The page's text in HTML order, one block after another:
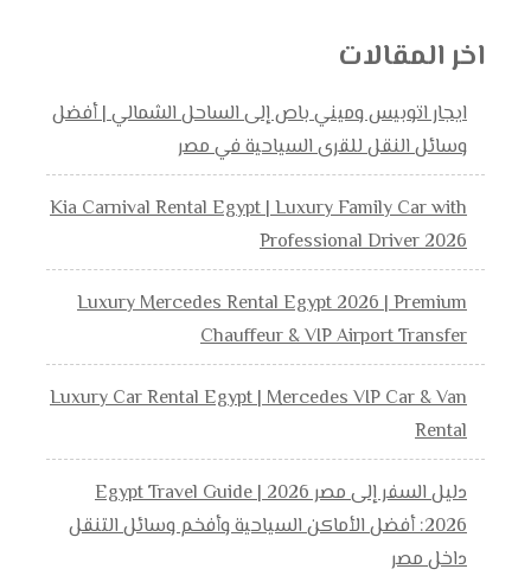
اخر المقالات
ايجار اتوبيس وميني باص إلى الساحل الشمالي | أفضل
وسائل النقل للقرى السياحية في مصر
Kia Carnival Rental Egypt | Luxury Family Car with
Professional Driver 2026
Luxury Mercedes Rental Egypt 2026 | Premium
Chauffeur & VIP Airport Transfer
Luxury Car Rental Egypt | Mercedes VIP Car & Van
Rental
دليل السفر إلى مصر 2026 | Egypt Travel Guide
2026: أفضل الأماكن السياحية وأفخم وسائل التنقل
داخل مصر